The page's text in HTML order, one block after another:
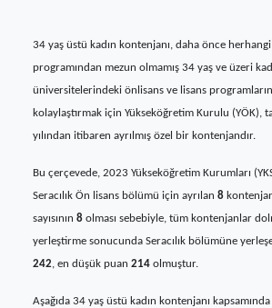
34 yaş üstü kadın kontenjanı, daha önce
programından mezun olmamış 34 yaş ve üzeri
üniversitelerindeki önlisans ve lisans
kolaylaştırmak için Yükseköğretim Kurulu (YÖK),
yılından itibaren ayrılmış özel bir kontenjandır.
Bu çerçevede, 2023 Yükseköğretim Kurumları
Seracılık Ön lisans bölümü için ayrılan 8
sayısının 8 olması sebebiyle, tüm kontenjanlar
yerleştirme sonucunda Seracılık bölümüne
242, en düşük puan 214 olmuştur.
Aşağıda 34 yaş üstü kadın kontenjanı kapsamında